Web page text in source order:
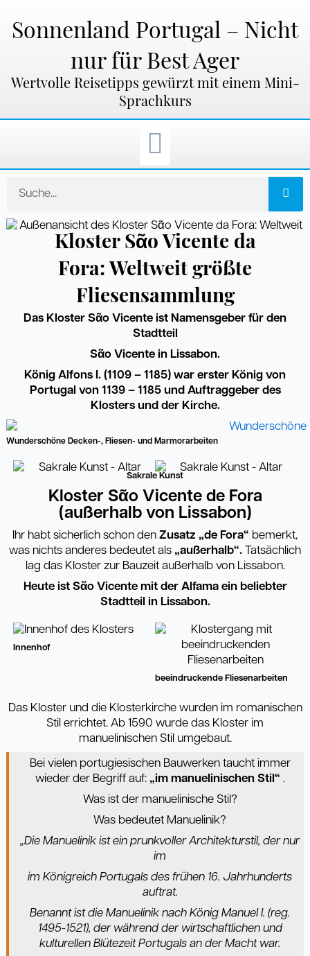
Inhalt
springen
Sonnenland Portugal – Nicht
nur für Best Ager
Wertvolle Reisetipps gewürzt mit einem Mini-
Sprachkurs
Kloster Sᾶo Vicente da
Fora: Weltweit größte
Fliesensammlung
Das Kloster Sᾶo Vicente ist Namensgeber für den
Stadtteil
Sᾶo Vicente in Lissabon.
König Alfons I. (1109 – 1185) war erster König von
Portugal von 1139 – 1185 und Auftraggeber des
Klosters und der Kirche.
Wunderschöne Decken-, Fliesen- und Marmorarbeiten
Sakrale Kunst
Kloster Sᾶo Vicente de Fora
(außerhalb von Lissabon)
Ihr habt sicherlich schon den Zusatz „de Fora“ bemerkt,
was nichts anderes bedeutet als „außerhalb“. Tatsächlich
lag das Kloster zur Bauzeit außerhalb von Lissabon.
Heute ist Sᾶo Vicente mit der Alfama ein beliebter
Stadtteil in Lissabon.
Innenhof
beeindruckende Fliesenarbeiten
Das Kloster und die Klosterkirche wurden im romanischen
Stil errichtet. Ab 1590 wurde das Kloster im
manuelinischen Stil umgebaut.
Bei vielen portugiesischen Bauwerken taucht immer
wieder der Begriff auf: „im manuelinischen Stil“ .
Was ist der manuelinische Stil?
Was bedeutet Manuelinik?
„Die Manuelinik ist ein prunkvoller Architekturstil, der nur
im
im Königreich Portugals des frühen 16. Jahrhunderts
auftrat.
Benannt ist die Manuelinik nach König Manuel I. (reg.
1495-1521), der während der wirtschaftlichen und
kulturellen Blütezeit Portugals an der Macht war.